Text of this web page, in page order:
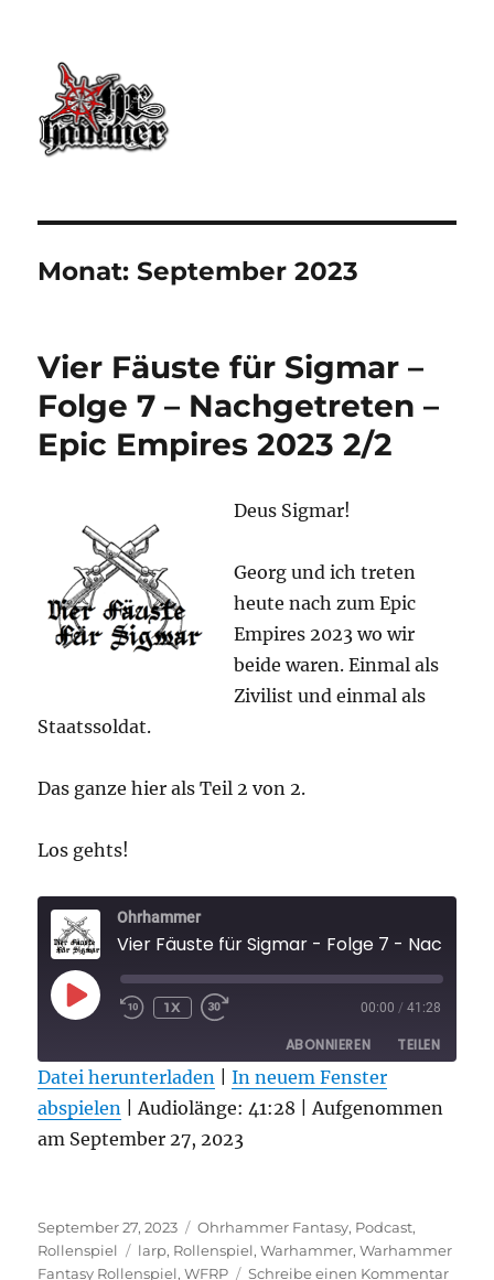
Ohrhammer.online
Monat:September 2023
Vier Fäuste für Sigmar –
Folge 7 – Nachgetreten –
Epic Empires 2023 2/2
Deus Sigmar!
Georg und ich treten
heute nach zum Epic
Empires 2023 wo wir
beide waren. Einmal als
Zivilist und einmal als
Staatssoldat.
Das ganze hier als Teil 2 von 2.
Los gehts!
Ohrhammer
PLAY
EPISODE
1X 00:00 / 41:28
ABONNIEREN TEILEN
RSS FEED
TEILEN
LINK
Datei herunterladen |In neuem Fenster
abspielen |Audiolänge: 41:28 |Aufgenommen
am September 27, 2023
Veröffentlicht
am
September 27, 2023 Kategorien
Ohrhammer Fantasy, Podcast,
Rollenspiel
Schlagwörter
larp, Rollenspiel,Warhammer,Warhammer
Fantasy Rollenspiel,WFRP Schreibe einen Kommentarzu